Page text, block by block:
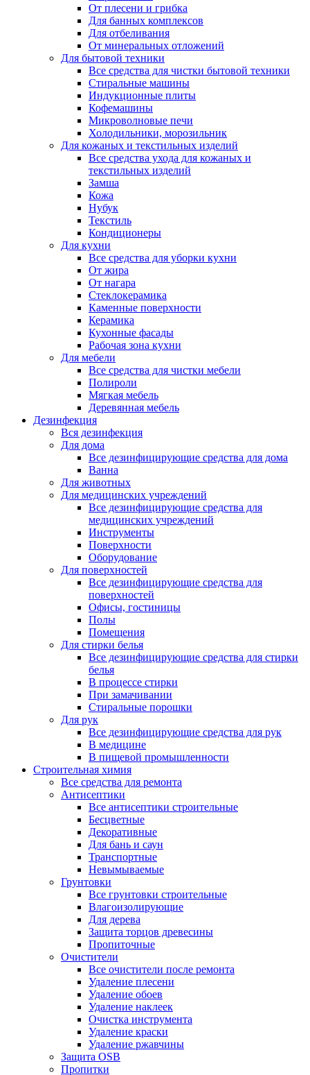
От плесени и грибка
Для банных комплексов
Для отбеливания
От минеральных отложений
Для бытовой техники
Все средства для чистки бытовой техники
Стиральные машины
Индукционные плиты
Кофемашины
Микроволновые печи
Холодильники, морозильник
Для кожаных и текстильных изделий
Все средства ухода для кожаных и
текстильных изделий
Замша
Кожа
Нубук
Текстиль
Кондиционеры
Для кухни
Все средства для уборки кухни
От жира
От нагара
Стеклокерамика
Каменные поверхности
Керамика
Кухонные фасады
Рабочая зона кухни
Для мебели
Все средства для чистки мебели
Полироли
Мягкая мебель
Деревянная мебель
Дезинфекция
Вся дезинфекция
Для дома
Все дезинфицирующие средства для дома
Ванна
Для животных
Для медицинских учреждений
Все дезинфицирующие средства для
медицинских учреждений
Инструменты
Поверхности
Оборудование
Для поверхностей
Все дезинфицирующие средства для
поверхностей
Офисы, гостиницы
Полы
Помещения
Для стирки белья
Все дезинфицирующие средства для стирки
белья
В процессе стирки
При замачивании
Стиральные порошки
Для рук
Все дезинфицирующие средства для рук
В медицине
В пищевой промышленности
Строительная химия
Все средства для ремонта
Антисептики
Все антисептики строительные
Бесцветные
Декоративные
Для бань и саун
Транспортные
Невымываемые
Грунтовки
Все грунтовки строительные
Влагоизолирующие
Для дерева
Защита торцов древесины
Пропиточные
Очистители
Все очистители после ремонта
Удаление плесени
Удаление обоев
Удаление наклеек
Очистка инструмента
Удаление краски
Удаление ржавчины
Защита OSB
Пропитки